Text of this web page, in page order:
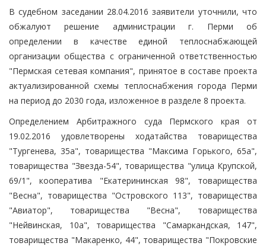
В судебном заседании 28.04.2016 заявители уточнили, что
обжалуют решение администрации г. Перми об
определении в качестве единой теплоснабжающей
организации общества с ограниченной ответственностью
"Пермская сетевая компания", принятое в составе проекта
актуализированной схемы теплоснабжения города Перми
на период до 2030 года, изложенное в разделе 8 проекта.
Определением Арбитражного суда Пермского края от
19.02.2016 удовлетворены ходатайства товарищества
"Тургенева, 35а", товарищества "Максима Горького, 65а",
товарищества "Звезда-54", товарищества "улица Крупской,
69/1", кооператива "Екатерининская 98", товарищества
"Весна", товарищества "Островского 113", товарищества
"Авиатор", товарищества "Весна", товарищества
"Нейвинская, 10а", товарищества "Самаркандская, 147",
товарищества "Макаренко, 44", товарищества "Покровские